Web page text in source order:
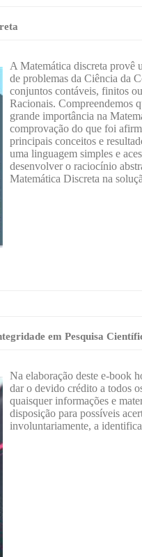
A Matemática discreta provê
de problemas da Ciência da
conjuntos contáveis, finitos
Racionais. Compreendemos
grande importância na
comprovação do que foi
principais conceitos e
uma linguagem simples e
desenvolver o raciocínio
Matemática Discreta na
em Pesquisa
Na elaboração deste e-book
dar o devido crédito a todos
quaisquer informações e
disposição para possíveis
involuntariamente, a